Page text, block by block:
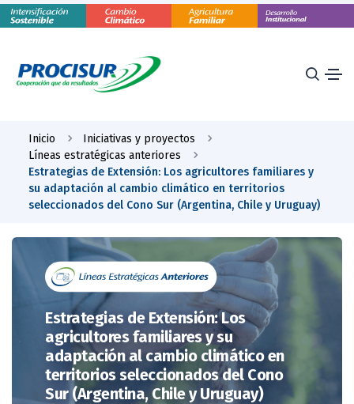
Inicio
Iniciativas y proyectos
Líneas estratégicas anteriores
Estrategias de Extensión: Los agricultores familiares y
su adaptación al cambio climático en territorios
seleccionados del Cono Sur (Argentina, Chile y Uruguay)
Estrategias de Extensión: Los
agricultores familiares y su
adaptación al cambio climático en
territorios seleccionados del Cono
Sur (Argentina, Chile y Uruguay)